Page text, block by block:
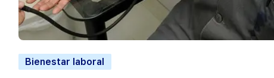
Bienestar laboral